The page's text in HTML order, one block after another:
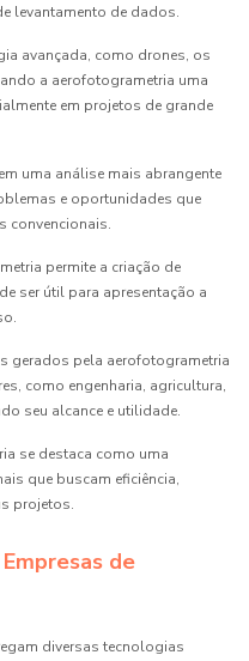
levantamento de dados.
avançada, como drones, os
a aerofotogrametria uma
em projetos de grande
uma análise mais abrangente
e oportunidades que
convencionais.
permite a criação de
ser útil para apresentação a
gerados pela aerofotogrametria
como engenharia, agricultura,
seu alcance e utilidade.
se destaca como uma
que buscam eficiência,
projetos.
de
diversas tecnologias